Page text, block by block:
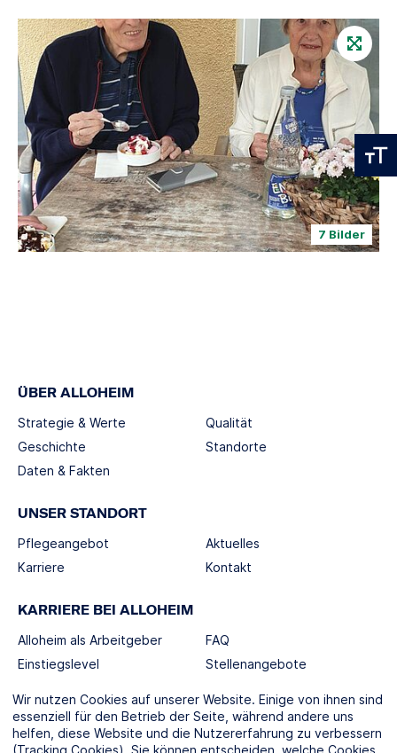
7 Bilder
ÜBER ALLOHEIM
Strategie & Werte
Geschichte
Daten & Fakten
Qualität
Standorte
UNSER STANDORT
Pflegeangebot
Karriere
Aktuelles
Kontakt
KARRIERE BEI ALLOHEIM
Alloheim als Arbeitgeber
Einstiegslevel
FAQ
Stellenangebote
SOCIAL MEDIA
Wir nutzen Cookies auf unserer Website. Einige von ihnen sind
essenziell für den Betrieb der Seite, während andere uns
helfen, diese Website und die Nutzererfahrung zu verbessern